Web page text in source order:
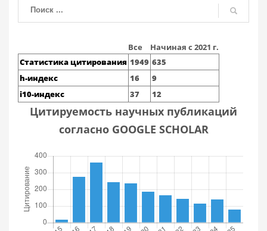
Все
Начиная с 2021 г.
Статистика цитирования 1949 635
h-индекс
16
9
i10-индекс
37 12
Цитируемость научных публикаций
согласно GOOGLE SCHOLAR